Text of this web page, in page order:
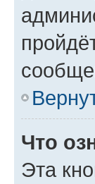
Что
Эта